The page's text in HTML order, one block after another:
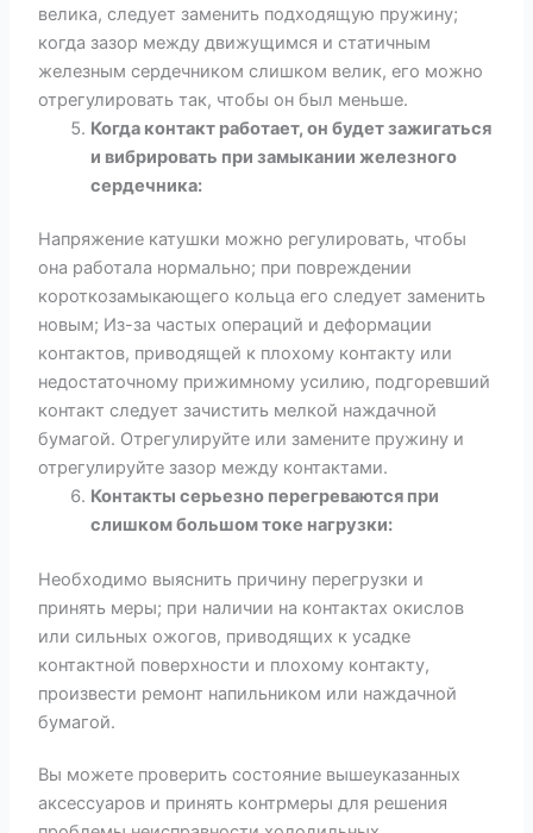
велика, следует заменить подходящую пружину;
когда зазор между движущимся и статичным
железным сердечником слишком велик, его можно
отрегулировать так, чтобы он был меньше.
Когда контакт работает, он будет зажигаться
и вибрировать при замыкании железного
сердечника:
Напряжение катушки можно регулировать, чтобы
она работала нормально; при повреждении
короткозамыкающего кольца его следует заменить
новым; Из-за частых операций и деформации
контактов, приводящей к плохому контакту или
недостаточному прижимному усилию, подгоревший
контакт следует зачистить мелкой наждачной
бумагой. Отрегулируйте или замените пружину и
отрегулируйте зазор между контактами.
Контакты серьезно перегреваются при
слишком большом токе нагрузки:
Необходимо выяснить причину перегрузки и
принять меры; при наличии на контактах окислов
или сильных ожогов, приводящих к усадке
контактной поверхности и плохому контакту,
произвести ремонт напильником или наждачной
бумагой.
Вы можете проверить состояние вышеуказанных
аксессуаров и принять контрмеры для решения